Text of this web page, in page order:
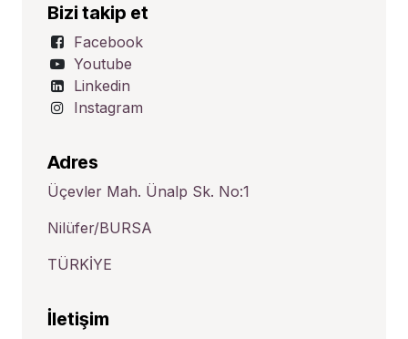
Bizi takip et
Facebook
Youtube
Linkedin
Instagram
Adres
Üçevler Mah. Ünalp Sk. No:1
Nilüfer/BURSA
TÜRKİYE
İletişim